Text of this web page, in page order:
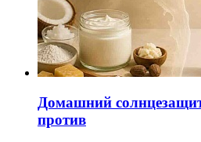
Домашний
против